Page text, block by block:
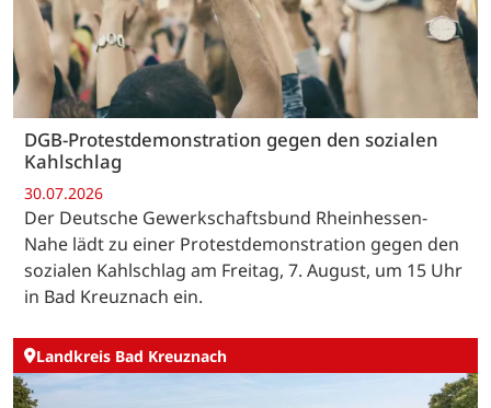
DGB-Protestdemonstration gegen den sozialen
Kahlschlag
30.07.2026
Der Deutsche Gewerkschaftsbund Rheinhessen-
Nahe lädt zu einer Protestdemonstration gegen den
sozialen Kahlschlag am Freitag, 7. August, um 15 Uhr
in Bad Kreuznach ein.
Landkreis Bad Kreuznach